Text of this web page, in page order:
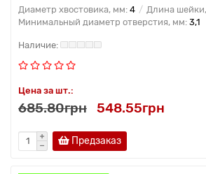
Диаметр хвостовика, мм: 4 Длина
Минимальный диаметр отверстия, мм: 3,1
Цена за шт.:
685.80грн 548.55грн
Предзаказ